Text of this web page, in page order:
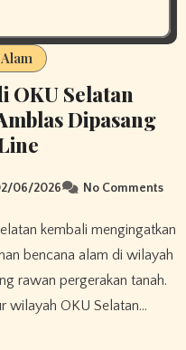
OKU Selatan
Dipasang
06/2026 No Comments
bencana alam di wilayah
rawan pergerakan tanah.
wilayah OKU Selatan…